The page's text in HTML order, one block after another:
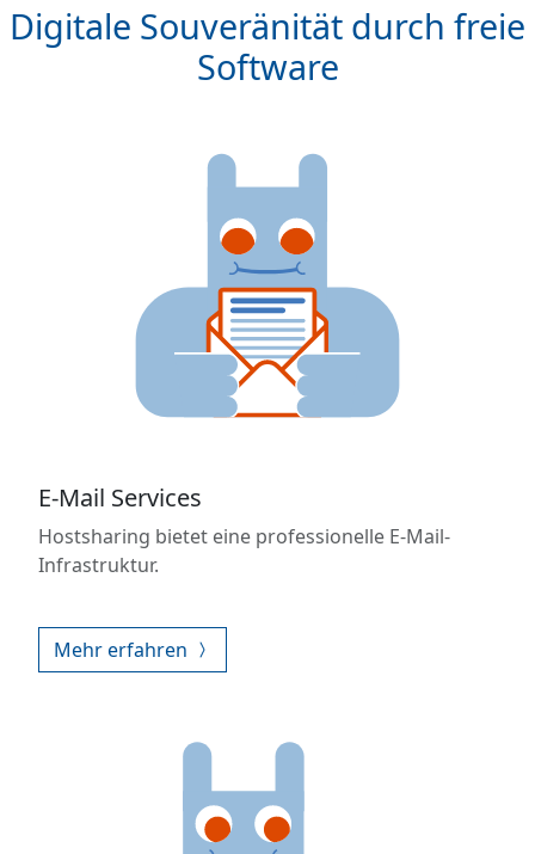
Digitale Souveränität durch freie
Software
E-Mail Services
Hostsharing bietet eine professionelle E-Mail-
Infrastruktur.
Mehr erfahren